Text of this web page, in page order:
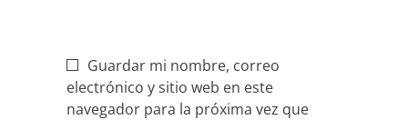
Guardar mi nombre, correo
electrónico y sitio web en este
navegador para la próxima vez que